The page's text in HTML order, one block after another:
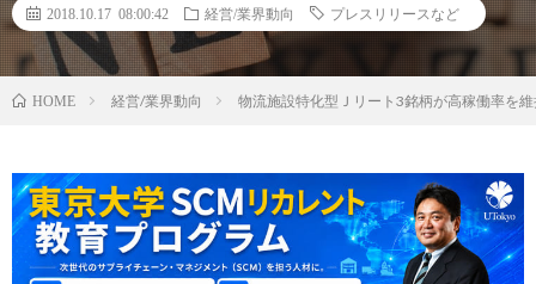
2018.10.17 08:00:42 経営/業界動向 プレスリリースなど
HOME 経営/業界動向 物流施設特化型Ｊリート3銘柄が高稼働率を